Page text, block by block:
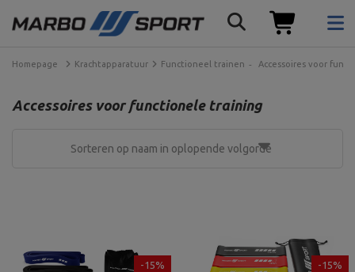
Homepage Krachtapparatuur Functioneel trainen Accessoires voor
Accessoires voor functionele training
Sorteren op naam in oplopende volgorde
-15% -15%